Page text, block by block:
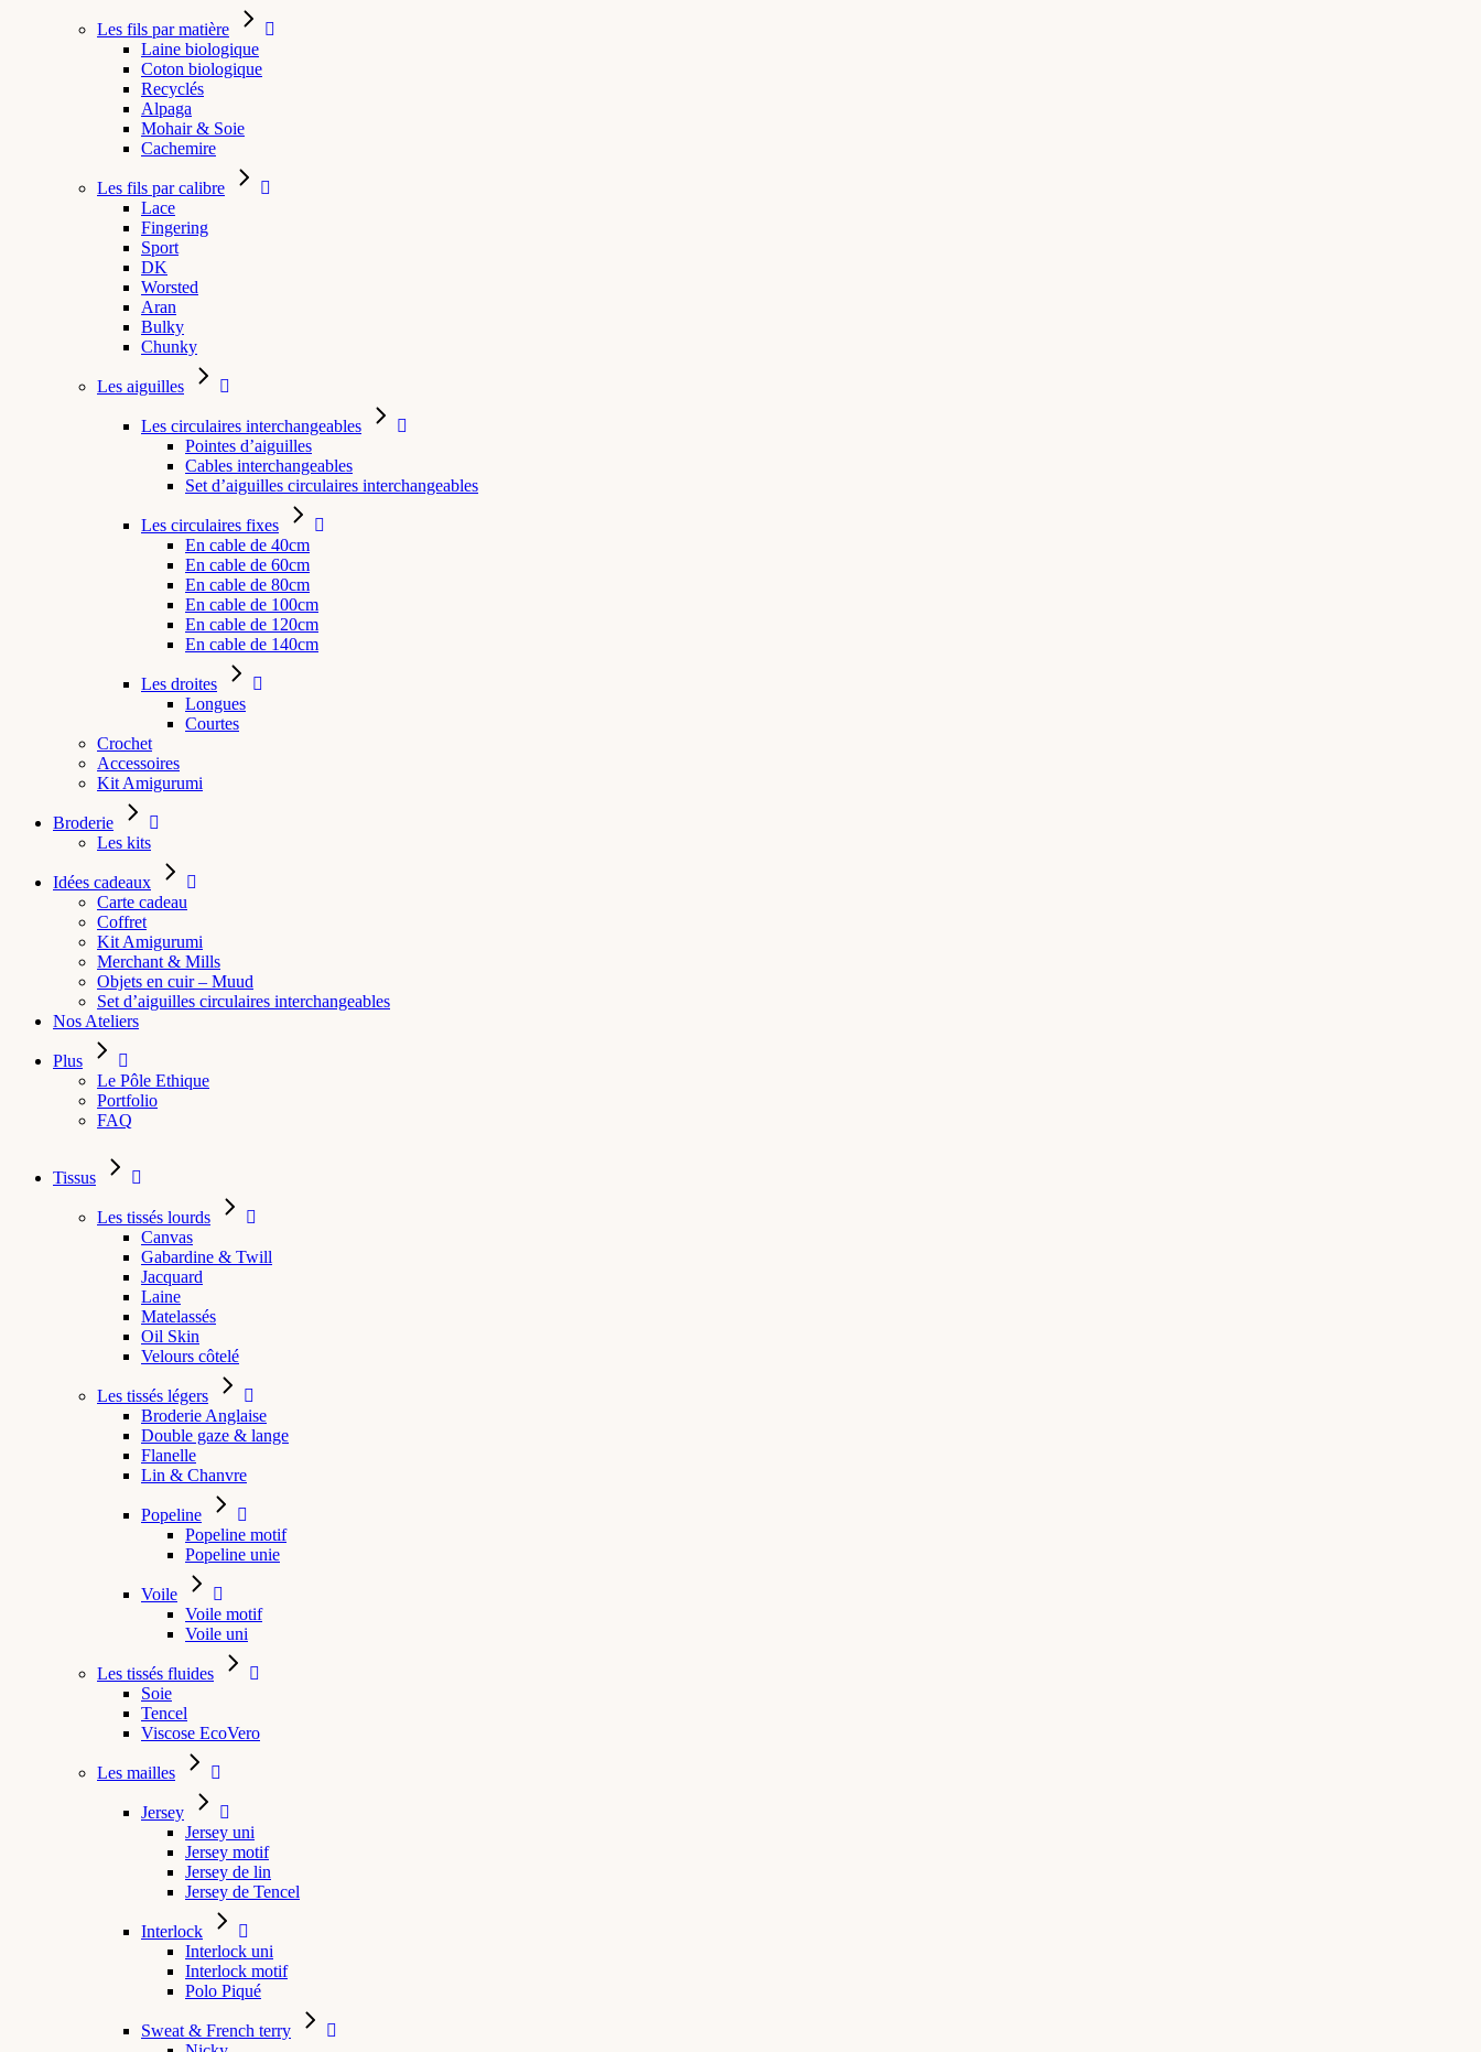
Les fils par matière
Laine biologique
Coton biologique
Recyclés
Alpaga
Mohair & Soie
Cachemire
Les fils par calibre
Lace
Fingering
Sport
DK
Worsted
Aran
Bulky
Chunky
Les aiguilles
Les circulaires interchangeables
Pointes d’aiguilles
Cables interchangeables
Set d’aiguilles circulaires interchangeables
Les circulaires fixes
En cable de 40cm
En cable de 60cm
En cable de 80cm
En cable de 100cm
En cable de 120cm
En cable de 140cm
Les droites
Longues
Courtes
Crochet
Accessoires
Kit Amigurumi
Broderie
Les kits
Idées cadeaux
Carte cadeau
Coffret
Kit Amigurumi
Merchant & Mills
Objets en cuir – Muud
Set d’aiguilles circulaires interchangeables
Nos Ateliers
Plus
Le Pôle Ethique
Portfolio
FAQ
Tissus
Les tissés lourds
Canvas
Gabardine & Twill
Jacquard
Laine
Matelassés
Oil Skin
Velours côtelé
Les tissés légers
Broderie Anglaise
Double gaze & lange
Flanelle
Lin & Chanvre
Popeline
Popeline motif
Popeline unie
Voile
Voile motif
Voile uni
Les tissés fluides
Soie
Tencel
Viscose EcoVero
Les mailles
Jersey
Jersey uni
Jersey motif
Jersey de lin
Jersey de Tencel
Interlock
Interlock uni
Interlock motif
Polo Piqué
Sweat & French terry